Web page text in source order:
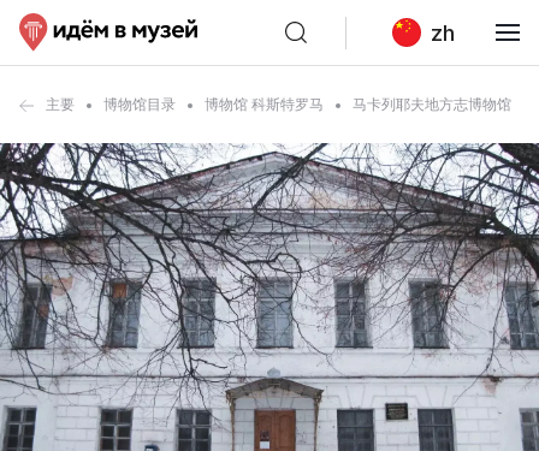
zh
主要 博物馆目录 博物馆 科斯特罗马 马卡列耶夫地方志博物馆